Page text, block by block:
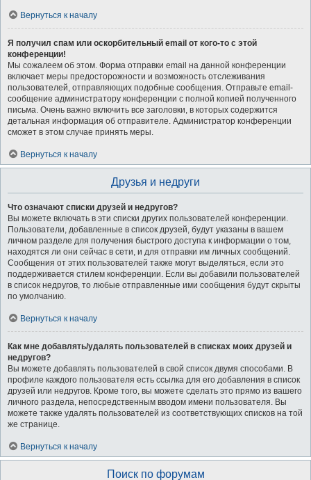
Вернуться к началу
Я получил спам или оскорбительный email от кого-то с этой
конференции!
Мы сожалеем об этом. Форма отправки email на данной конференции
включает меры предосторожности и возможность отслеживания
пользователей, отправляющих подобные сообщения. Отправьте email-
сообщение администратору конференции с полной копией полученного
письма. Очень важно включить все заголовки, в которых содержится
детальная информация об отправителе. Администратор конференции
сможет в этом случае принять меры.
Вернуться к началу
Друзья и недруги
Что означают списки друзей и недругов?
Вы можете включать в эти списки других пользователей конференции.
Пользователи, добавленные в список друзей, будут указаны в вашем
личном разделе для получения быстрого доступа к информации о том,
находятся ли они сейчас в сети, и для отправки им личных сообщений.
Сообщения от этих пользователей также могут выделяться, если это
поддерживается стилем конференции. Если вы добавили пользователей
в список недругов, то любые отправленные ими сообщения будут скрыты
по умолчанию.
Вернуться к началу
Как мне добавлять/удалять пользователей в списках моих друзей и
недругов?
Вы можете добавлять пользователей в свой список двумя способами. В
профиле каждого пользователя есть ссылка для его добавления в список
друзей или недругов. Кроме того, вы можете сделать это прямо из вашего
личного раздела, непосредственным вводом имени пользователя. Вы
можете также удалять пользователей из соответствующих списков на той
же странице.
Вернуться к началу
Поиск по форумам